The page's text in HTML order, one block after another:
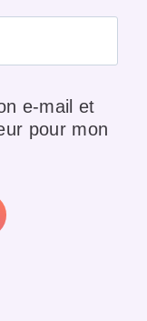
e-mail et
pour mon